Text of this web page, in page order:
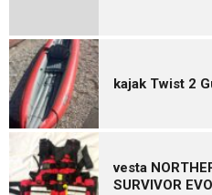
kajak Twist 2
vesta
SURVIVOR